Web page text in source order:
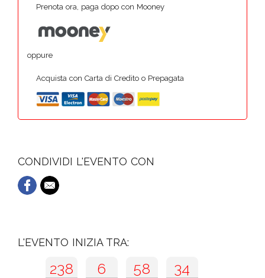
Prenota ora, paga dopo con Mooney
oppure
Acquista con Carta di Credito o Prepagata
CONDIVIDI L'EVENTO CON
L'EVENTO INIZIA TRA:
238 6 58 33